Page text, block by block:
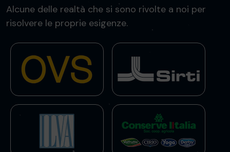
Alcune delle realtà che si sono rivolte a noi per
risolvere le proprie esigenze.